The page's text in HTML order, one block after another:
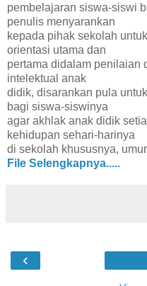
pembelajaran siswa-siswi
penulis menyarankan
kepada pihak sekolah
orientasi utama dan
pertama didalam penilaian
intelektual anak
didik, disarankan pula
bagi siswa-siswinya
agar akhlak anak didik
kehidupan sehari-harinya
di sekolah khususnya,
File Selengkapnya.....
‹